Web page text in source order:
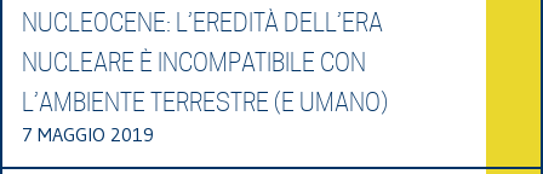
NUCLEOCENE: L’EREDITÀ DELL’ERA
NUCLEARE È INCOMPATIBILE CON
L’AMBIENTE TERRESTRE (E UMANO)
7 MAGGIO 2019